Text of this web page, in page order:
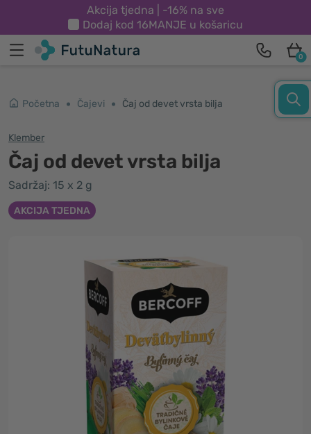
Akcija tjedna | -16% na sve
Dodaj kod 16MANJE u košaricu
0
Početna Čajevi Čaj od devet vrsta bilja
Klember
Čaj od devet vrsta bilja
Sadržaj: 15 x 2 g
AKCIJA TJEDNA